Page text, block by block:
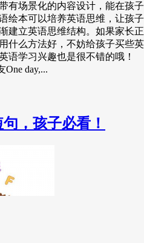
有场景化的内容设计，能在孩子
绘本可以培养英语思维，让孩子
建立英语思维结构。如果家长正
什么方法好，不妨给孩子买些英
语学习兴趣也是很不错的哦！
One day,...
，孩子必看！